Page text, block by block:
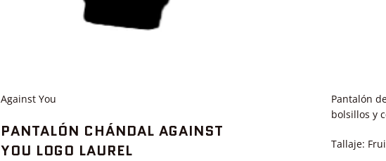
Against You
PANTALÓN CHÁNDAL AGAINST
YOU LOGO LAUREL
Pantalón
bolsillos y
Tallaje: